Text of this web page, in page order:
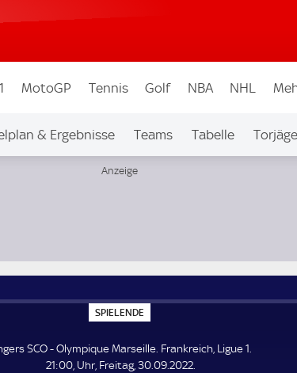
MotoGP Tennis Golf NBA NHL
& Ergebnisse Teams Tabelle
SPIELENDE
P
E
L
SCO - Olympique Marseille. Frankreich, Ligue 1.
21:00, Uhr, Freitag, 30.09.2022.